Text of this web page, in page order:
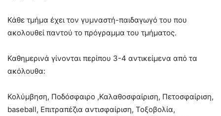
Κάθε τμήμα έχει τον γυμναστή-παιδαγωγό του που
ακολουθεί παντού το πρόγραμμα του τμήματος.
Καθημερινά γίνονται περίπου 3-4 αντικείμενα από τα
ακόλουθα:
Κολύμβηση, Ποδόσφαιρο ,Καλαθοσφαίριση, Πετοσφαίριση,
baseball, Επιτραπέζια αντισφαίριση, Τοξοβολία,